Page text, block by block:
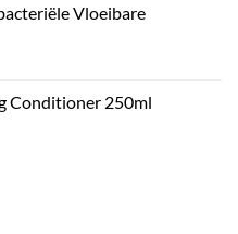
Vloeibare
Conditioner 250ml